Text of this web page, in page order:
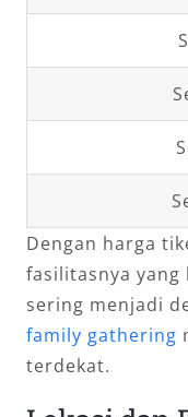
Dengan harga
fasilitasnya
sering menjadi
family gathering
terdekat.